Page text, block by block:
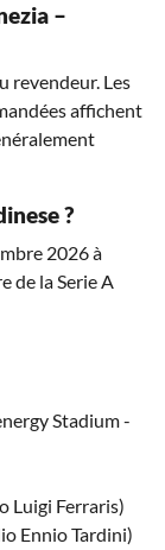
–
revendeur. Les
affichent
?
2026 à
de la Serie A
Stadium -
Luigi Ferraris)
Ennio Tardini)